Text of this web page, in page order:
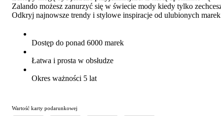
Zalando możesz zanurzyć się w świecie mody kiedy tylko
Odkryj najnowsze trendy i stylowe inspiracje od ulubionych
Dostęp do ponad 6000 marek
Łatwa i prosta w obsłudze
Okres ważności 5 lat
Wartość karty podarunkowej